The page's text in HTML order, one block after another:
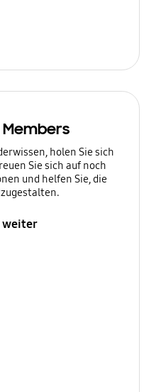
Members
holen Sie sich
Sie sich auf noch
und helfen Sie, die
weiter